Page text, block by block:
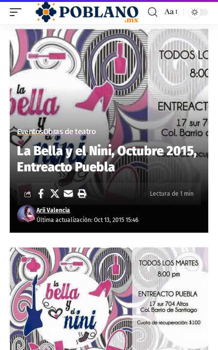
Aa
EventosObras de teatro
La Bella y el Nini, Octubre 2015,
Entreacto Puebla
Última actualización: Oct 13, 2015 15:46
Arii Valencia
Lectura de 1 min